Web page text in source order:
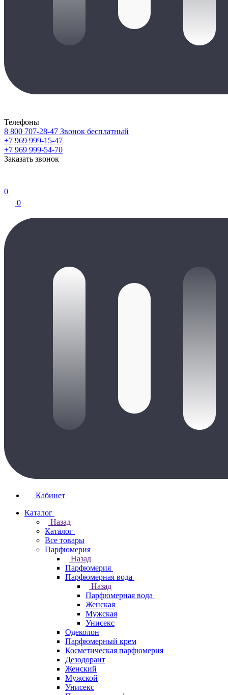
Телефоны
8 800 707-28-47 Звонок бесплатный
+7 969 999-15-47
+7 969 999-54-70
Заказать звонок
0
0
Кабинет
Каталог
Назад
Каталог
Все товары
Парфюмерия
Назад
Парфюмерия
Парфюмерная вода
Назад
Парфюмерная вода
Женская
Мужская
Унисекс
Одеколон
Парфюмерный крем
Косметическая парфюмерия
Дезодорант
Женский
Мужской
Унисекс